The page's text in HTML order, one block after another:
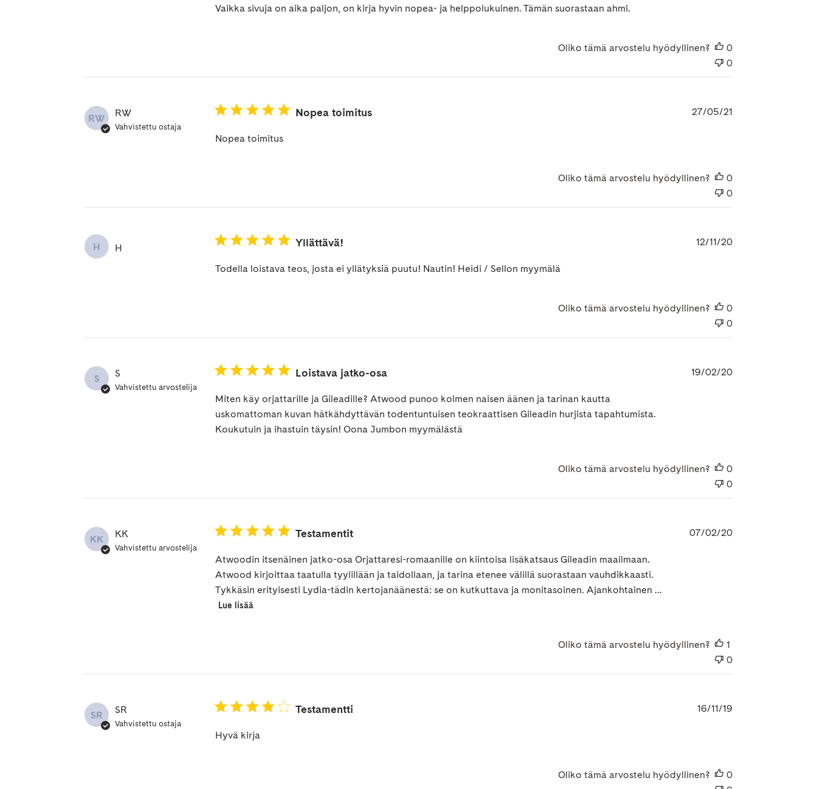
Vaikka sivuja on aika paljon, on kirja hyvin nopea- ja helppolukuinen. Tämän suorastaan ahmi.
Oliko tämä arvostelu hyödyllinen?
0
0
RW RW
Vahvistettu ostaja
Nopea toimitus
Nopea toimitus
27/05/21
Oliko tämä arvostelu hyödyllinen?
0
0
H H Yllättävä!
Todella loistava teos, josta ei yllätyksiä puutu! Nautin! Heidi / Sellon myymälä
12/11/20
Oliko tämä arvostelu hyödyllinen?
0
0
S S
Vahvistettu arvostelija
Loistava jatko-osa
Miten käy orjattarille ja Gileadille? Atwood punoo kolmen naisen äänen ja tarinan kautta
uskomattoman kuvan hätkähdyttävän todentuntuisen teokraattisen Gileadin hurjista tapahtumista.
Koukutuin ja ihastuin täysin! Oona Jumbon myymälästä
19/02/20
Oliko tämä arvostelu hyödyllinen?
0
0
KK KK
Vahvistettu arvostelija
Testamentit
Atwoodin itsenäinen jatko-osa Orjattaresi-romaanille on kiintoisa lisäkatsaus Gileadin maailmaan.
Atwood kirjoittaa taatulla tyylillään ja taidollaan, ja tarina etenee välillä suorastaan vauhdikkaasti.
Tykkäsin erityisesti Lydia-tädin kertojanäänestä: se on kutkuttava ja monitasoinen. Ajankohtainen ...
Lue lisää
07/02/20
Oliko tämä arvostelu hyödyllinen?
1
0
SR SR
Vahvistettu ostaja
Testamentti
Hyvä kirja
16/11/19
Oliko tämä arvostelu hyödyllinen?
0